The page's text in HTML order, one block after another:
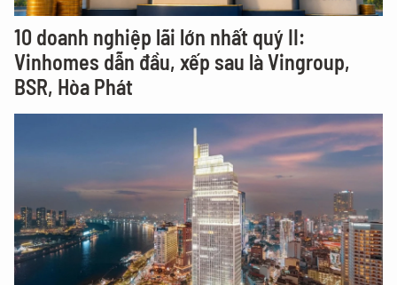
10 doanh nghiệp lãi lớn nhất quý II:
Vinhomes dẫn đầu, xếp sau là Vingroup,
BSR, Hòa Phát